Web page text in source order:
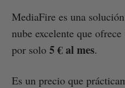
MediaFire es una
nube excelente que
por solo 5 € al mes.
Es un precio que